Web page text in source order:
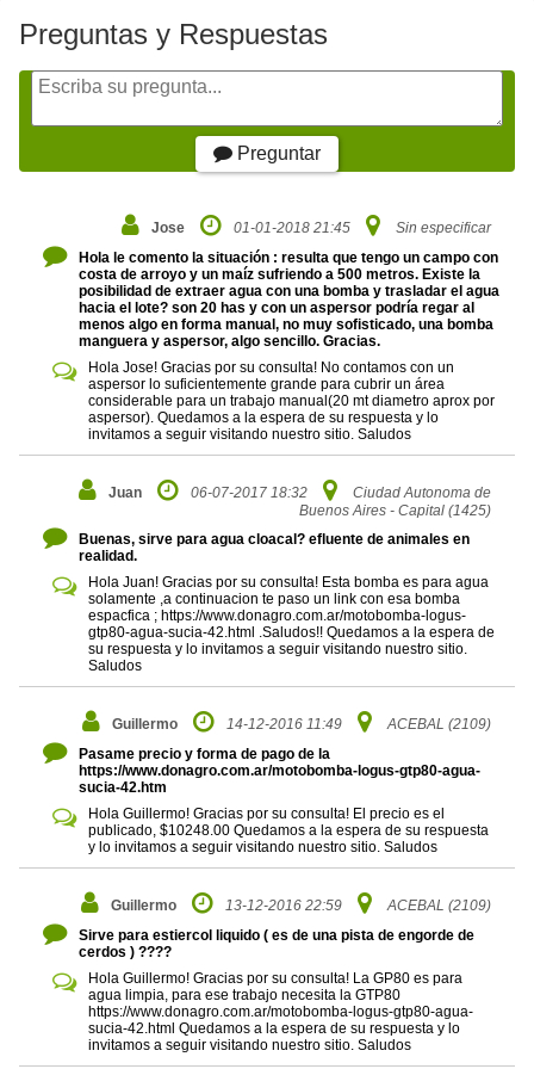
Preguntas y Respuestas
Preguntar
Jose 01-01-2018 21:45
Sin especificar
Hola le comento la situación : resulta que tengo un campo con
costa de arroyo y un maíz sufriendo a 500 metros. Existe la
posibilidad de extraer agua con una bomba y trasladar el agua
hacia el lote? son 20 has y con un aspersor podría regar al
menos algo en forma manual, no muy sofisticado, una bomba
manguera y aspersor, algo sencillo. Gracias.
Hola Jose! Gracias por su consulta! No contamos con un
aspersor lo suficientemente grande para cubrir un área
considerable para un trabajo manual(20 mt diametro aprox por
aspersor). Quedamos a la espera de su respuesta y lo
invitamos a seguir visitando nuestro sitio. Saludos
Juan 06-07-2017 18:32
Ciudad Autonoma de
Buenos Aires - Capital (1425)
Buenas, sirve para agua cloacal? efluente de animales en
realidad.
Hola Juan! Gracias por su consulta! Esta bomba es para agua
solamente ,a continuacion te paso un link con esa bomba
espacfica ; https://www.donagro.com.ar/motobomba-logus-
gtp80-agua-sucia-42.html .Saludos!! Quedamos a la espera de
su respuesta y lo invitamos a seguir visitando nuestro sitio.
Saludos
Guillermo 14-12-2016 11:49
ACEBAL (2109)
Pasame precio y forma de pago de la
https://www.donagro.com.ar/motobomba-logus-gtp80-agua-
sucia-42.htm
Hola Guillermo! Gracias por su consulta! El precio es el
publicado, $10248.00 Quedamos a la espera de su respuesta
y lo invitamos a seguir visitando nuestro sitio. Saludos
Guillermo 13-12-2016 22:59
ACEBAL (2109)
Sirve para estiercol liquido ( es de una pista de engorde de
cerdos ) ????
Hola Guillermo! Gracias por su consulta! La GP80 es para
agua limpia, para ese trabajo necesita la GTP80
https://www.donagro.com.ar/motobomba-logus-gtp80-agua-
sucia-42.html Quedamos a la espera de su respuesta y lo
invitamos a seguir visitando nuestro sitio. Saludos